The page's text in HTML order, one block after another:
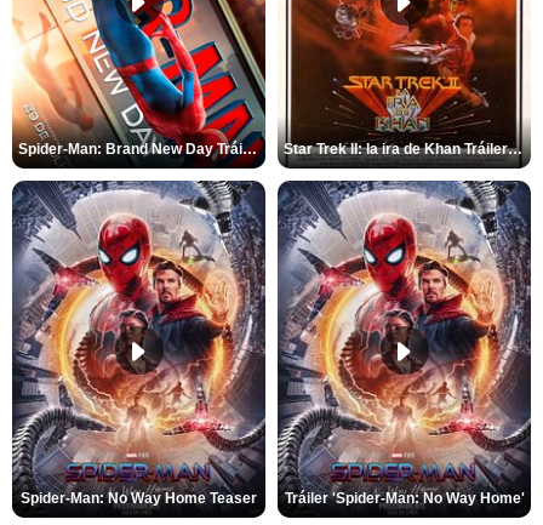
Spider-Man: Brand New Day Tráiler (3) Star Trek II: la ira de Khan Tráiler VO
Spider-Man: No Way Home Teaser Tráiler 'Spider-Man: No Way Home'